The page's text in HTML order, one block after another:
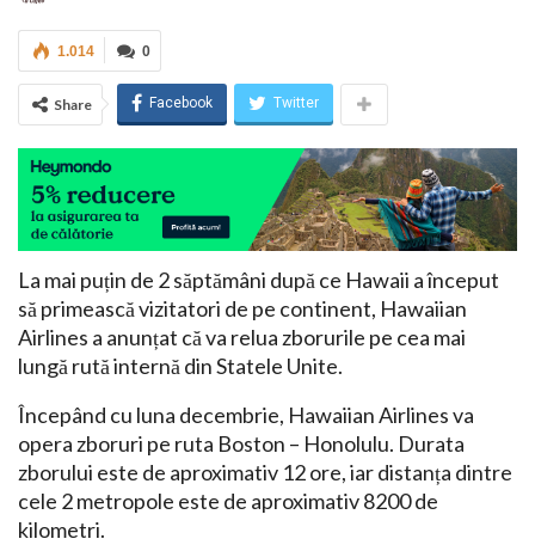
0
1.014
Share Facebook Twitter
La mai puțin de 2 săptămâni după ce Hawaii a început
să primească vizitatori de pe continent, Hawaiian
Airlines a anunțat că va relua zborurile pe cea mai
lungă rută internă din Statele Unite.
Începând cu luna decembrie, Hawaiian Airlines va
opera zboruri pe ruta Boston – Honolulu. Durata
zborului este de aproximativ 12 ore, iar distanța dintre
cele 2 metropole este de aproximativ 8200 de
kilometri.